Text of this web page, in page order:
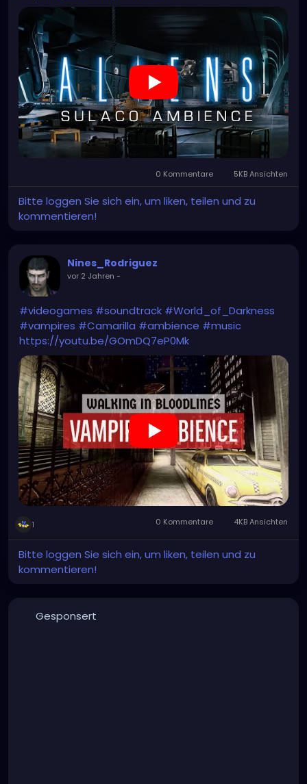
0 Kommentare 5KB Ansichten
Bitte loggen Sie sich ein, um liken, teilen und zu
kommentieren!
Nines_Rodriguez
vor 2 Jahren -
#videogames #soundtrack #World_of_Darkness
#vampires #Camarilla #ambience #music
https://youtu.be/GOmDQ7eP0Mk
1 0 Kommentare 4KB Ansichten
Bitte loggen Sie sich ein, um liken, teilen und zu
kommentieren!
Gesponsert